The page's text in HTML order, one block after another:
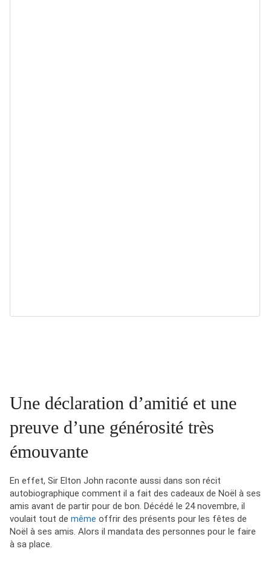
Une déclaration d’amitié et une
preuve d’une générosité très
émouvante
En effet, Sir Elton John raconte aussi dans son récit
autobiographique comment il a fait des cadeaux de Noël à ses
amis avant de partir pour de bon. Décédé le 24 novembre, il
voulait tout de même offrir des présents pour les fêtes de
Noël à ses amis. Alors il mandata des personnes pour le faire
à sa place.